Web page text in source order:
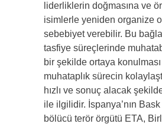
liderliklerin doğmasına ve
isimlerle yeniden organize
sebebiyet verebilir. Bu
tasfiye süreçlerinde
bir şekilde ortaya
muhataplık sürecin
hızlı ve sonuç alacak
ile ilgilidir. İspanya’nın
bölücü terör örgütü ETA,